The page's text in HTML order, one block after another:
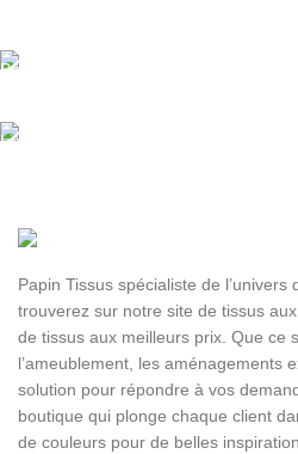
Papin Tissus spécialiste de
trouverez sur notre site de tissus
de tissus aux meilleurs prix. Que ce
l’ameublement, les aménagements
solution pour répondre à vos
boutique qui plonge chaque client
de couleurs pour de belles